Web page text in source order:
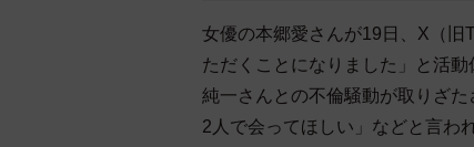
女優の本郷愛さんが19日、X（旧
ただくことになりました」と活
純一さんとの不倫騒動が取りざ
2人で会ってほしい」などと言わ